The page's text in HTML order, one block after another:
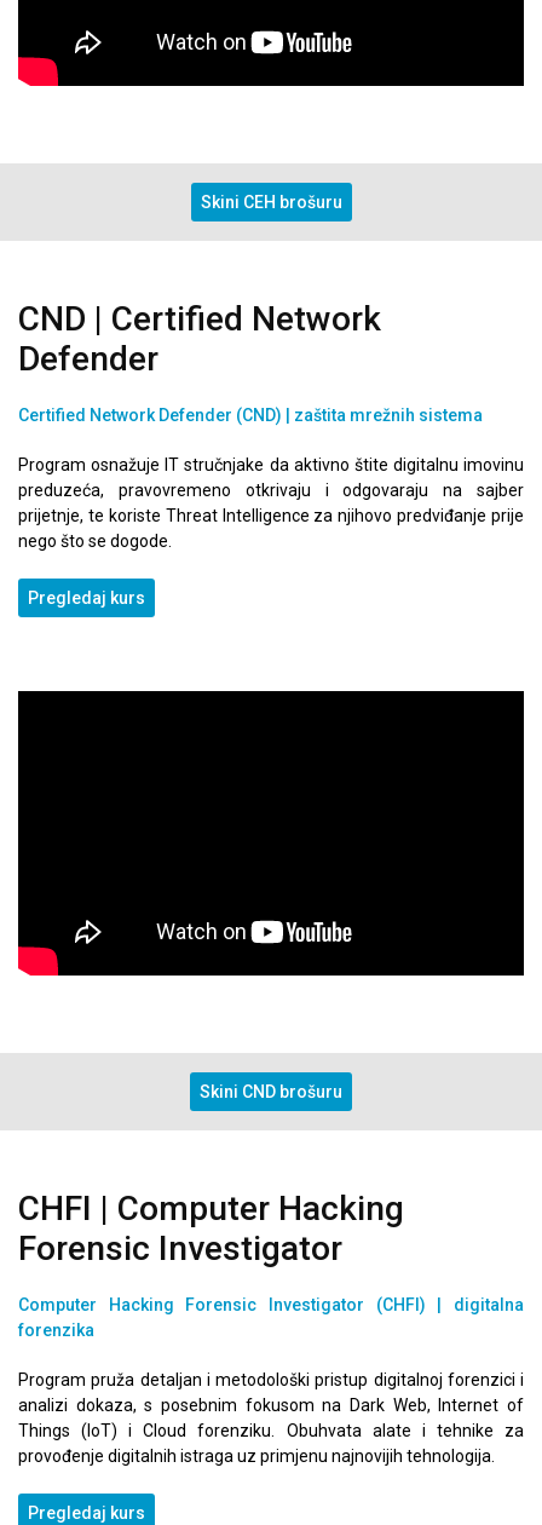
Skini CEH brošuru
CND | Certified Network
Defender
Certified Network Defender (CND) | zaštita mrežnih sistema
Program osnažuje IT stručnjake da aktivno štite digitalnu imovinu
preduzeća, pravovremeno otkrivaju i odgovaraju na sajber
prijetnje, te koriste Threat Intelligence za njihovo predviđanje prije
nego što se dogode.
Pregledaj kurs
Skini CND brošuru
CHFI | Computer Hacking
Forensic Investigator
Computer Hacking Forensic Investigator (CHFI)
| digitalna
forenzika
Program pruža detaljan i metodološki pristup digitalnoj forenzici i
analizi dokaza, s posebnim fokusom na Dark Web, Internet of
Things (IoT) i Cloud forenziku. Obuhvata alate i tehnike za
provođenje digitalnih istraga uz primjenu najnovijih tehnologija.
Pregledaj kurs